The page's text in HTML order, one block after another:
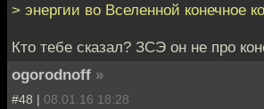
> энергии во Вселенной конечное
Кто тебе сказал? ЗСЭ он не про
ogorodnoff »
#48 | 08.01.16 18:28